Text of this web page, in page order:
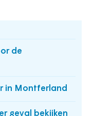
de
in Montferland
geval bekijken